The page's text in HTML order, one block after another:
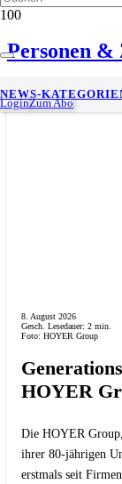
LoginZum Abo
NEWS-
Personen &
8. August 2026
Gesch. Lesedauer: 2 min.
Foto: HOYER Group
HOYER
Die HOYER
ihrer 80-jährigen
erstmals seit